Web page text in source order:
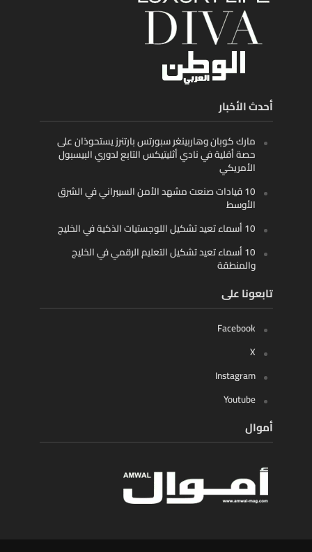
أحدث الأخبار
مارك كوبان وهاربينغر سبورتس بارتنرز يستحوذان على
حصة أقلية في نادي أثليتيكس التابع لدوري البيسبول
الأمريكي
10 قيادات صنعت مشهد الأمن السيبراني في الشرق
الأوسط
10 أسماء تعيد تشكيل اللوجستيات الذكية في الخليج
10 أسماء تعيد تشكيل التعليم الرقمي في الخليج
والمنطقة
تابعونا على
Facebook
X
Instagram
Youtube
أموال